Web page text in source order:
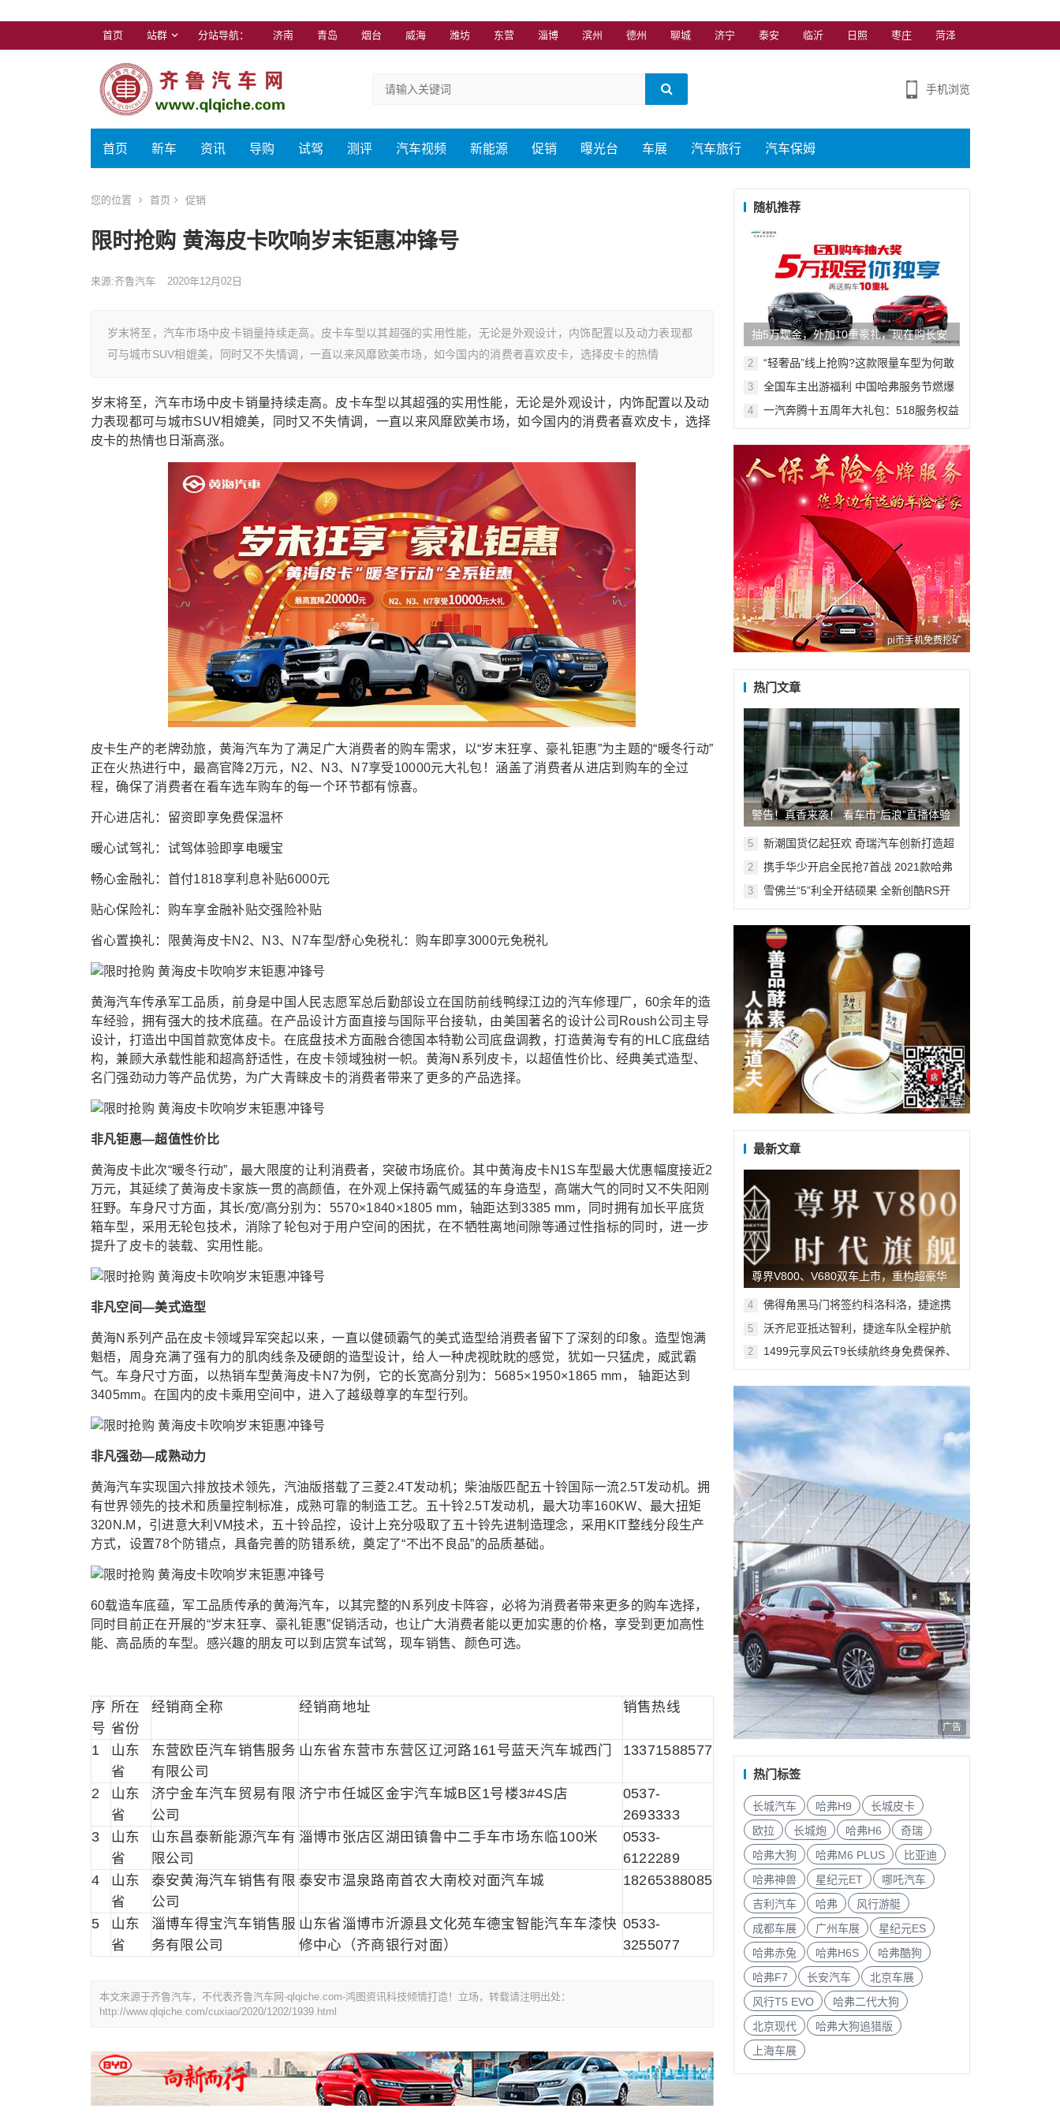
首页 站群 分站导航： 济南 青岛 烟台 威海 潍坊 东营 淄博 滨州 德州 聊城 济宁 泰安 临沂 日照 枣庄 菏泽
手机浏览
首页 新车 资讯 导购 试驾 测评 汽车视频 新能源 促销 曝光台 车展 汽车旅行 汽车保姆
您的位置 首页 促销
限时抢购 黄海皮卡吹响岁末钜惠冲锋号
来源:齐鲁汽车 2020年12月02日
岁末将至，汽车市场中皮卡销量持续走高。皮卡车型以其超强的实用性能，无论是外观设计，内饰配置以及动力表现都
可与城市SUV相媲美，同时又不失情调，一直以来风靡欧美市场，如今国内的消费者喜欢皮卡，选择皮卡的热情
岁末将至，汽车市场中皮卡销量持续走高。皮卡车型以其超强的实用性能，无论是外观设计，内饰配置以及动
力表现都可与城市SUV相媲美，同时又不失情调，一直以来风靡欧美市场，如今国内的消费者喜欢皮卡，选择
皮卡的热情也日渐高涨。
皮卡生产的老牌劲旅，黄海汽车为了满足广大消费者的购车需求，以“岁末狂享、豪礼钜惠”为主题的“暖冬行动”
正在火热进行中，最高官降2万元，N2、N3、N7享受10000元大礼包！涵盖了消费者从进店到购车的全过
程，确保了消费者在看车选车购车的每一个环节都有惊喜。
开心进店礼：留资即享免费保温杯
暖心试驾礼：试驾体验即享电暖宝
畅心金融礼：首付1818享利息补贴6000元
贴心保险礼：购车享金融补贴交强险补贴
省心置换礼：限黄海皮卡N2、N3、N7车型/舒心免税礼：购车即享3000元免税礼
黄海汽车传承军工品质，前身是中国人民志愿军总后勤部设立在国防前线鸭绿江边的汽车修理厂，60余年的造
车经验，拥有强大的技术底蕴。在产品设计方面直接与国际平台接轨，由美国著名的设计公司Roush公司主导
设计，打造出中国首款宽体皮卡。在底盘技术方面融合德国本特勒公司底盘调教，打造黄海专有的HLC底盘结
构，兼顾大承载性能和超高舒适性，在皮卡领域独树一帜。黄海N系列皮卡，以超值性价比、经典美式造型、
名门强劲动力等产品优势， 为广大青睐皮卡的消费者带来了更多的产品选择。
非凡钜惠—超值性价比
黄海皮卡此次“暖冬行动”，最大限度的让利消费者，突破市场底价。其中黄海皮卡N1S车型最大优惠幅度接近2
万元，其延续了黄海皮卡家族一贯的高颜值，在外观上保持霸气威猛的车身造型，高端大气的同时又不失阳刚
狂野。车身尺寸方面，其长/宽/高分别为：5570×1840×1805 mm，轴距达到3385 mm，同时拥有加长平底货
箱车型，采用无轮包技术，消除了轮包对于用户空间的困扰，在不牺牲离地间隙等通过性指标的同时，进一步
提升了皮卡的装载、实用性能。
非凡空间—美式造型
黄海N系列产品在皮卡领域异军突起以来，一直以健硕霸气的美式造型给消费者留下了深刻的印象。造型饱满
魁梧，周身充满了强有力的肌肉线条及硬朗的造型设计，给人一种虎视眈眈的感觉，犹如一只猛虎，威武霸
气。车身尺寸方面，以热销车型黄海皮卡N7为例，它的长宽高分别为：5685×1950×1865 mm， 轴距达到
3405mm。在国内的皮卡乘用空间中，进入了越级尊享的车型行列。
非凡强劲—成熟动力
黄海汽车实现国六排放技术领先，汽油版搭载了三菱2.4T发动机；柴油版匹配五十铃国际一流2.5T发动机。拥
有世界领先的技术和质量控制标准，成熟可靠的制造工艺。五十铃2.5T发动机，最大功率160KW、最大扭矩
320N.M，引进意大利VM技术，五十铃品控，设计上充分吸取了五十铃先进制造理念，采用KIT整线分段生产
方式，设置78个防错点，具备完善的防错系统，奠定了“不出不良品”的品质基础。
60载造车底蕴，军工品质传承的黄海汽车，以其完整的N系列皮卡阵容，必将为消费者带来更多的购车选择，
同时目前正在开展的“岁末狂享、豪礼钜惠”促销活动，也让广大消费者能以更加实惠的价格，享受到更加高性
能、高品质的车型。感兴趣的朋友可以到店赏车试驾，现车销售、颜色可选。
序
号
所在
省份
经销商全称 经销商地址 销售热线
1
山东
省
东营欧臣汽车销售服务
有限公司
山东省东营市东营区辽河路161号蓝天汽车城西门 13371588577
2
山东
省
济宁金车汽车贸易有限
公司
济宁市任城区金宇汽车城B区1号楼3#4S店
0537-
2693333
3
山东
省
山东昌泰新能源汽车有
限公司
淄博市张店区湖田镇鲁中二手车市场东临100米
0533-
6122289
4
山东
省
泰安黄海汽车销售有限
公司
泰安市温泉路南首农大南校对面汽车城 18265388085
5
山东
省
淄博车得宝汽车销售服
务有限公司
山东省淄博市沂源县文化苑车德宝智能汽车车漆快
修中心（齐商银行对面）
0533-
3255077
本文来源于齐鲁汽车，不代表齐鲁汽车网-qlqiche.com-鸿图资讯科技倾情打造！立场，转载请注明出处：
http://www.qlqiche.com/cuxiao/2020/1202/1939.html
随机推荐
抽5万现金，外加10重豪礼，现在购长安
欧尚不容错过！
2
“轻奢品”线上抢购?这款限量车型为何敢
3
全国车主出游福利 中国哈弗服务节燃爆
4
一汽奔腾十五周年大礼包：518服务权益
pi币手机免费挖矿
热门文章
警告！真香来袭！ 看车市“后浪”直播体验
2021款哈弗F7/F7x
5
新潮国货亿起狂欢 奇瑞汽车创新打造超
2
携手华少开启全民抢7首战 2021款哈弗
3
雪佛兰“5”利全开结硕果 全新创酷RS开
广告
最新文章
尊界V800、V680双车上市，重构超豪华
MPV市场新格局
4
佛得角黑马门将签约科洛科洛，捷途携
5 沃齐尼亚抵达智利，捷途车队全程护航
2
1499元享风云T9长续航终身免费保养、
广告
热门标签
长城汽车 哈弗H9
长城皮卡
欧拉
长城炮 哈弗H6
奇瑞
哈弗大狗
哈弗M6 PLUS
比亚迪
哈弗神兽
星纪元ET
哪吒汽车
吉利汽车
哈弗
风行游艇
成都车展
广州车展
星纪元ES
哈弗赤兔
哈弗H6S
哈弗酷狗
哈弗F7
长安汽车
北京车展
风行T5 EVO
哈弗二代大狗
北京现代
哈弗大狗追猎版
上海车展